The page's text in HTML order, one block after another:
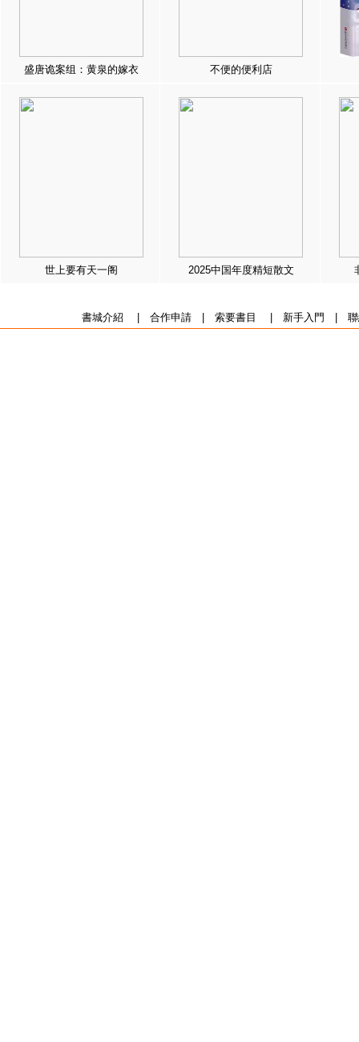
盛唐诡案组：黄泉的嫁衣 不便的便利店
世上要有天一阁 2025中国年度精短散文
書城介紹 合作申請| 索要書目 新手入門